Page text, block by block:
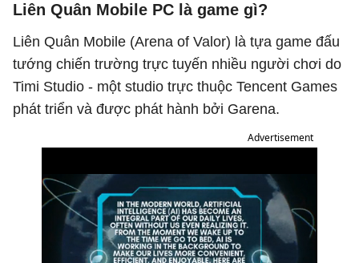
Liên Quân Mobile PC là game gì?
Liên Quân Mobile (Arena of Valor) là tựa game đấu
tướng chiến trường trực tuyến nhiều người chơi do
Timi Studio - một studio trực thuộc Tencent Games
phát triển và được phát hành bởi Garena.
Advertisement